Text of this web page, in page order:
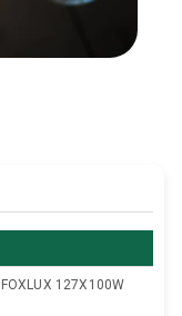
FOXLUX 127X100W